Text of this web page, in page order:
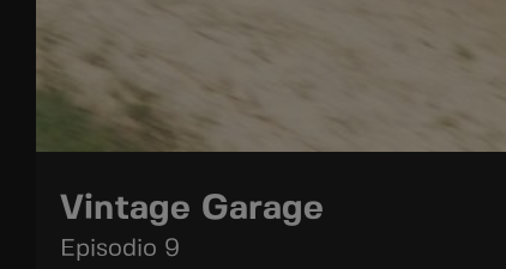
Vintage Garage
Episodio 9